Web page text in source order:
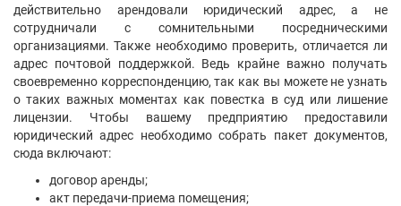
действительно арендовали юридический адрес, а не
сотрудничали с сомнительными посредническими
организациями. Также необходимо проверить, отличается ли
адрес почтовой поддержкой. Ведь крайне важно получать
своевременно корреспонденцию, так как вы можете не узнать
о таких важных моментах как повестка в суд или лишение
лицензии. Чтобы вашему предприятию предоставили
юридический адрес необходимо собрать пакет документов,
сюда включают:
договор аренды;
акт передачи-приема помещения;